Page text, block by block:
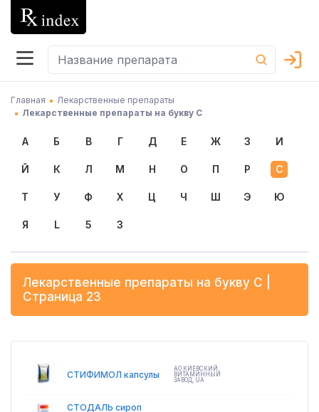
Главная
Лекарственные препараты
Лекарственные препараты на букву С
А Б В Г Д Е Ж З И
Й К Л М Н О П Р С
Т У Ф Х Ц Ч Ш Э Ю
Я L 5 3
Лекарственные препараты на букву С
Страница 23
СТИФИМОЛ капсулы
АО КИЕВСКИЙ
ВИТАМИННЫЙ
ЗАВОД
UA
СТОДАЛЬ сироп